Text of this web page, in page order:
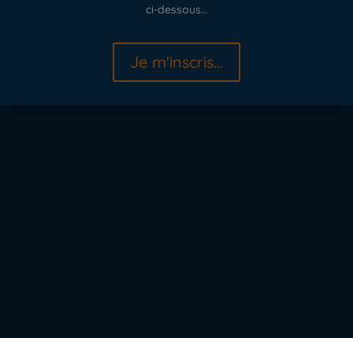
ci-dessous…
Je m'inscris...